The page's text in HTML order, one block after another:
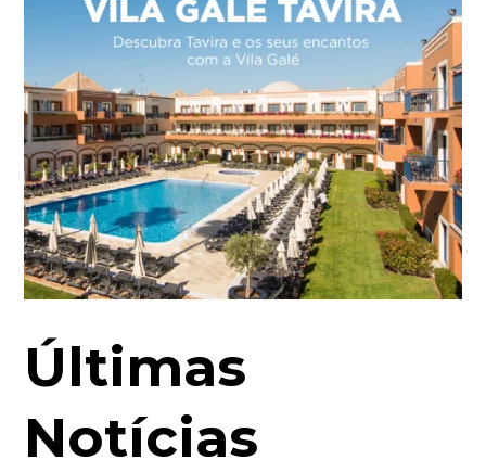
Últimas
Notícias